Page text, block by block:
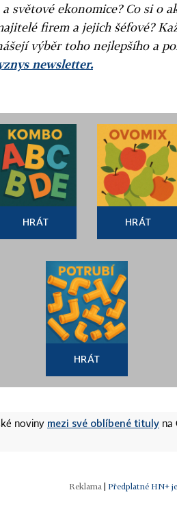
a světové ekonomice? Co si o
firem a jejich šéfové?
výběr toho nejlepšího a
newsletter.
HRÁT HRÁT
HRÁT
noviny mezi své oblíbené tituly na
| Předplatné HN+